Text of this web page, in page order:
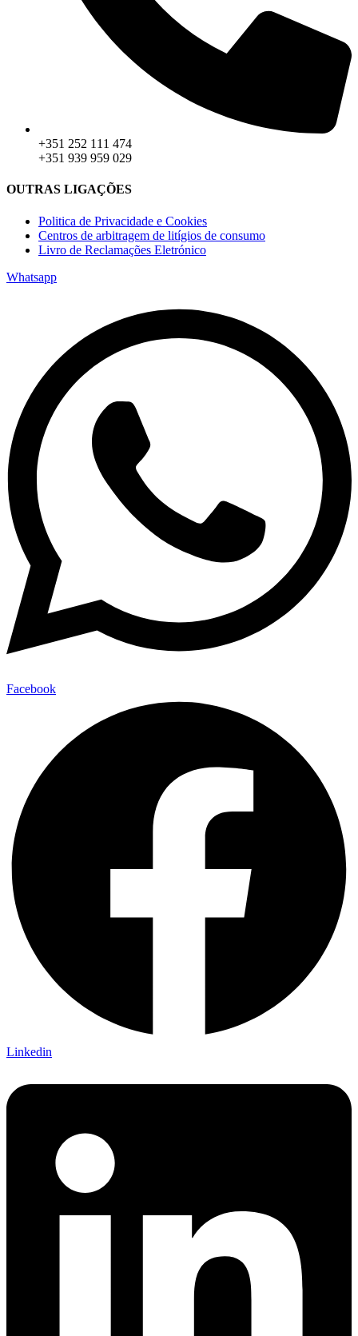
+351 252 111 474
+351 939 959 029
OUTRAS LIGAÇÕES
Politica de Privacidade e Cookies
Centros de arbitragem de litígios de consumo
Livro de Reclamações Eletrónico
Whatsapp
Facebook
Linkedin